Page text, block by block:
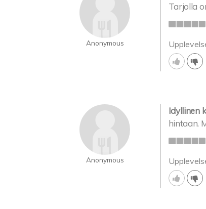
Anonymous
Tarjolla
Anonymous
Idyllinen
hintaan.